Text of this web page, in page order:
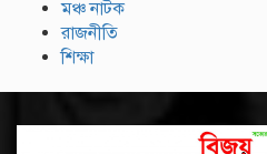
মঞ্চ নাটক
রাজনীতি
শিক্ষা